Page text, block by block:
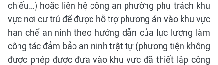
chiếu…) hoặc liên hệ công an phường phụ trách khu
vực nơi cư trú để được hỗ trợ phương án vào khu vực
hạn chế an ninh theo hướng dẫn của lực lượng làm
công tác đảm bảo an ninh trật tự (phương tiện không
được phép được đưa vào khu vực đã thiết lập công